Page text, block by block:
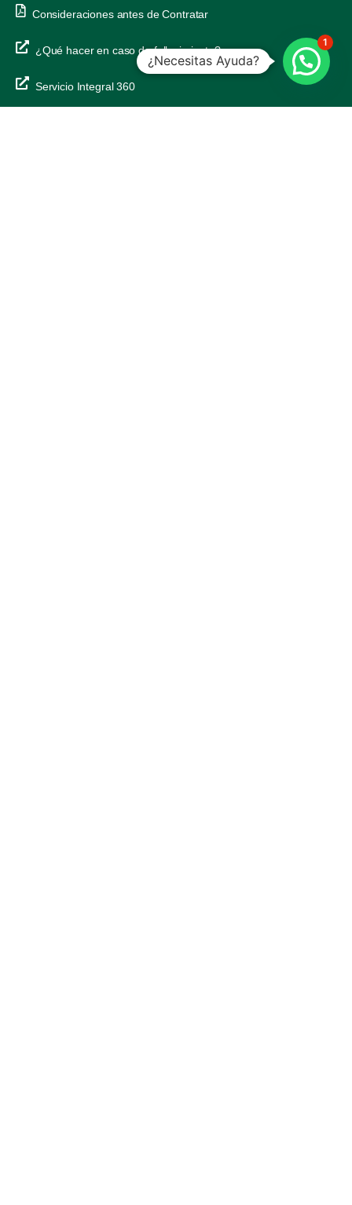
Consideraciones antes de Contratar
¿Qué hacer en caso de fallecimiento?
Servicio Integral 360
¿Necesitas Ayuda?
1